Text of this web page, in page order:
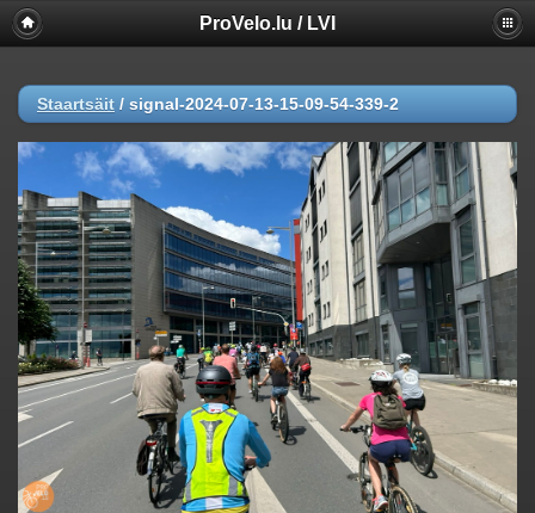
ProVelo.lu / LVI
Staartsäit / signal-2024-07-13-15-09-54-339-2